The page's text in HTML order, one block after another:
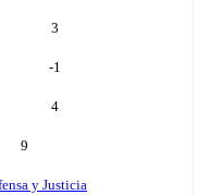
3
-1
4
9
y Justicia